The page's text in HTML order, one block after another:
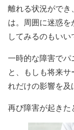
共感した方は
— 安心安全社
10月22日
離れる状況がで
は。周囲に迷惑
してみるのもいい
一時的な障害でパ
と、もしも将来
れだけの影響を及
再び障害が起きた